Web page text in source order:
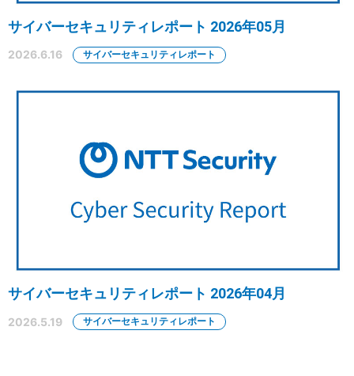
サイバーセキュリティレポート 2026年05月
2026.6.16 サイバーセキュリティレポート
サイバーセキュリティレポート 2026年04月
2026.5.19 サイバーセキュリティレポート